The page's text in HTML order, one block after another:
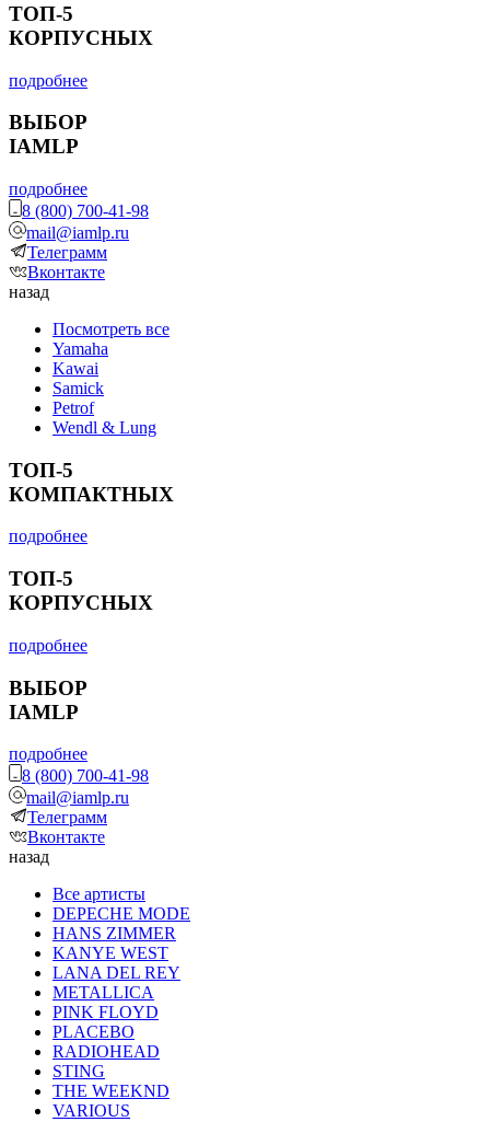
ТОП-5
КОРПУСНЫХ
подробнее
ВЫБОР
IAMLP
подробнее
8 (800) 700-41-98
mail@iamlp.ru
Телеграмм
Вконтакте
назад
Посмотреть все
Yamaha
Kawai
Samick
Petrof
Wendl & Lung
ТОП-5
КОМПАКТНЫХ
подробнее
ТОП-5
КОРПУСНЫХ
подробнее
ВЫБОР
IAMLP
подробнее
8 (800) 700-41-98
mail@iamlp.ru
Телеграмм
Вконтакте
назад
Все артисты
DEPECHE MODE
HANS ZIMMER
KANYE WEST
LANA DEL REY
METALLICA
PINK FLOYD
PLACEBO
RADIOHEAD
STING
THE WEEKND
VARIOUS